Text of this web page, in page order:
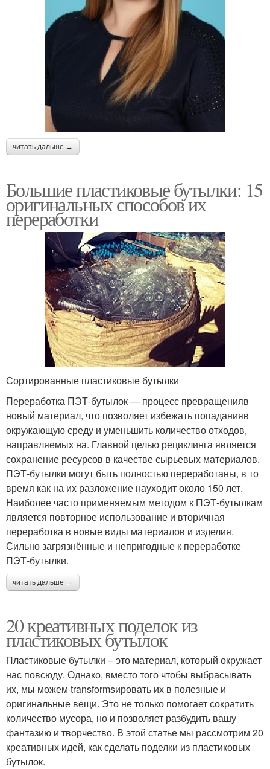
читать дальше →
Большие пластиковые бутылки: 15
оригинальных способов их
переработки
Сортированные пластиковые бутылки
Переработка ПЭТ-бутылок — процесс превращенияв
новый материал, что позволяет избежать попаданияв
окружающую среду и уменьшить количество отходов,
направляемых на. Главной целью рециклинга является
сохранение ресурсов в качестве сырьевых материалов.
ПЭТ-бутылки могут быть полностью переработаны, в то
время как на их разложение науходит около 150 лет.
Наиболее часто применяемым методом к ПЭТ-бутылкам
является повторное использование и вторичная
переработка в новые виды материалов и изделия.
Сильно загрязнённые и непригодные к переработке
ПЭТ-бутылки.
читать дальше →
20 креативных поделок из
пластиковых бутылок
Пластиковые бутылки – это материал, который окружает
нас повсюду. Однако, вместо того чтобы выбрасывать
их, мы можем transformsировать их в полезные и
оригинальные вещи. Это не только помогает сократить
количество мусора, но и позволяет разбудить вашу
фантазию и творчество. В этой статье мы рассмотрим 20
креативных идей, как сделать поделки из пластиковых
бутылок.